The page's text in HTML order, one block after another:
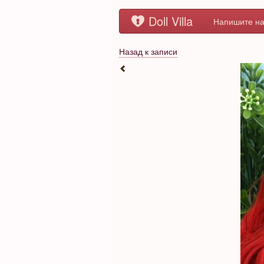
Doll Villa Напишите
Назад к записи